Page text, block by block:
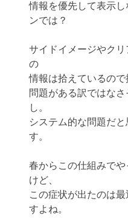
情報を優先して表示
ンでは？
サイドイメージやクリ
の
情報は拾えているので
問題がある訳ではな
し。
システム的な問題だと
す。
春からこの仕組みでや
けど、
この症状が出たのは
すよね。